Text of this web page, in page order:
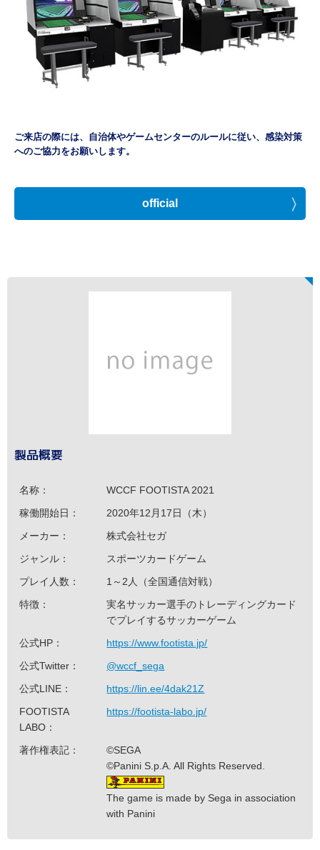
ご来店の際には、自治体やゲームセンターのルールに従い、感染対策
へのご協力をお願いします。
official
製品概要
名称：
WCCF FOOTISTA 2021
稼働開始日：
2020年12月17日（木）
メーカー：
株式会社セガ
ジャンル：
スポーツカードゲーム
プレイ人数：
1～2人（全国通信対戦）
特徴：
実名サッカー選手のトレーディングカード
でプレイするサッカーゲーム
公式HP：
https://www.footista.jp/
公式Twitter：
@wccf_sega
公式LINE：
https://lin.ee/4dak21Z
FOOTISTA
LABO：
https://footista-labo.jp/
著作権表記：
©SEGA
©Panini S.p.A. All Rights Reserved.
The game is made by Sega in association
with Panini